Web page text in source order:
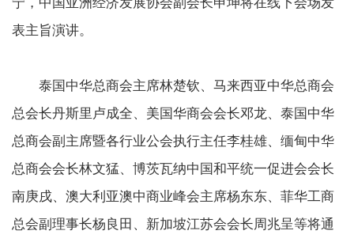
表主旨演讲。
泰国中华总商会主席林楚钦、马来西亚中华总商会
总会长丹斯里卢成全、美国华商会会长邓龙、泰国中华
总商会副主席暨各行业公会执行主任李桂雄、缅甸中华
总商会会长林文猛、博茨瓦纳中国和平统一促进会会长
南庚戌、澳大利亚澳中商业峰会主席杨东东、菲华工商
总会副理事长杨良田、新加坡江苏会会长周兆呈等将通